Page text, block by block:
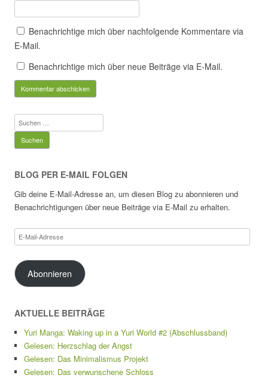
Benachrichtige mich über nachfolgende Kommentare via
E-Mail.
Benachrichtige mich über neue Beiträge via E-Mail.
Suchen
nach:
BLOG PER E-MAIL FOLGEN
Gib deine E-Mail-Adresse an, um diesen Blog zu abonnieren und
Benachrichtigungen über neue Beiträge via E-Mail zu erhalten.
E-
Mail-
Adresse
Abonnieren
AKTUELLE BEITRÄGE
Yuri Manga: Waking up in a Yuri World #2 (Abschlussband)
Gelesen: Herzschlag der Angst
Gelesen: Das Minimalismus Projekt
Gelesen: Das verwunschene Schloss